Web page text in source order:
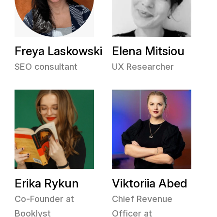
Freya Laskowski
SEO consultant
Elena Mitsiou
UX Researcher
Erika Rykun
Co-Founder at
Booklyst
Viktoriia Abed
Chief Revenue
Officer at